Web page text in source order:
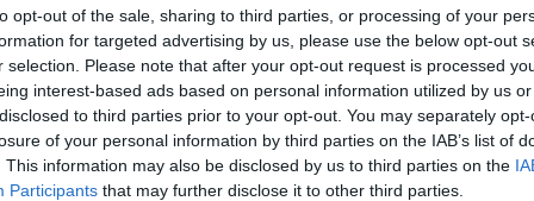
opt-out of the sale, sharing to third parties, or processing of your
for targeted advertising by us, please use the below opt-out
selection. Please note that after your opt-out request is processed
interest-based ads based on personal information utilized by us
to third parties prior to your opt-out. You may separately
of your personal information by third parties on the IAB’s list of
This information may also be disclosed by us to third parties on the
Participants that may further disclose it to other third parties.
3 με 5 και στα νότια τοπικά 6
πτώση και θα φτάσει στα βόρεια τους 24 με
τους 26 με 28 και στα ανατολικά
29 με 30 βαθμούς Κελσίου.